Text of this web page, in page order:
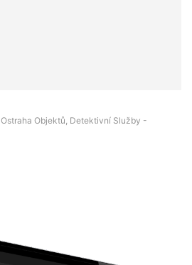
Objektů, Detektivní Služby -